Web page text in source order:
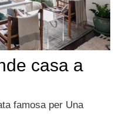
casa a
famosa per Una